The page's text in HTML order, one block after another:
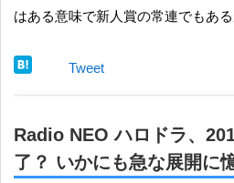
はある意味で新人賞の常連でもあ
Tweet
Radio NEO ハロドラ、
了？ いかにも急な展開に